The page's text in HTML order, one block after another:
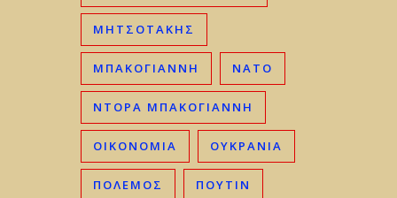
ΜΗΤΣΟΤΆΚΗΣ
ΜΠΑΚΟΓΙΆΝΝΗ ΝΑΤΟ
ΝΤΟΡΑ ΜΠΑΚΟΓΙΑΝΝΗ
ΟΙΚΟΝΟΜΊΑ ΟΥΚΡΑΝΊΑ
ΠΟΛΕΜΟΣ ΠΟΥΤΙΝ